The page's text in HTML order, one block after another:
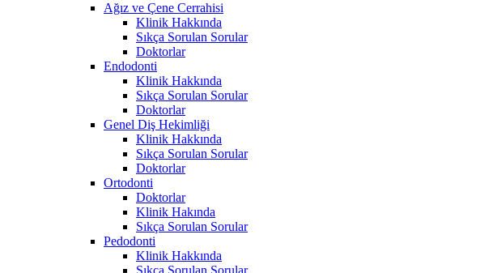
Ağız ve Çene Cerrahisi
Klinik Hakkında
Sıkça Sorulan Sorular
Doktorlar
Endodonti
Klinik Hakkında
Sıkça Sorulan Sorular
Doktorlar
Genel Diş Hekimliği
Klinik Hakkında
Sıkça Sorulan Sorular
Doktorlar
Ortodonti
Doktorlar
Klinik Hakında
Sıkça Sorulan Sorular
Pedodonti
Klinik Hakkında
Sıkça Sorulan Sorular